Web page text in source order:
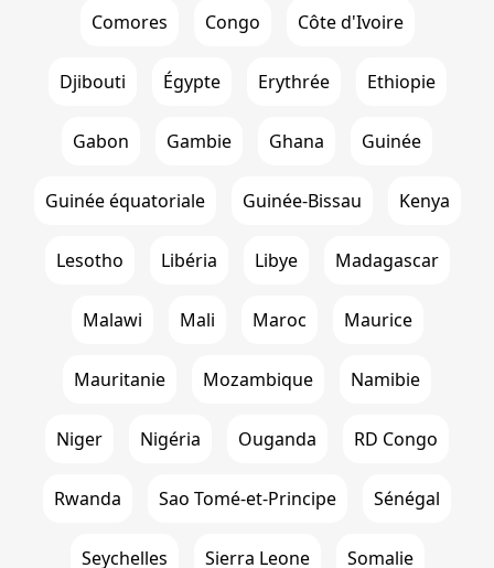
Comores Congo Côte d'Ivoire
Djibouti Égypte Erythrée Ethiopie
Gabon Gambie Ghana Guinée
Guinée équatoriale Guinée-Bissau Kenya
Lesotho Libéria Libye Madagascar
Malawi Mali Maroc Maurice
Mauritanie Mozambique Namibie
Niger Nigéria Ouganda RD Congo
Rwanda Sao Tomé-et-Principe Sénégal
Seychelles Sierra Leone Somalie